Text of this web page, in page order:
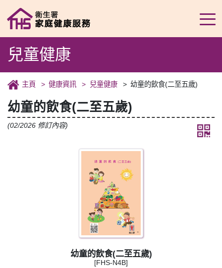
兒童健康
主頁 健康資訊 兒童健康 幼童的飲食(二至五歲)
幼童的飲食(二至五歲)
(02/2026 修訂內容)
幼童的飲食(二至五歲)
[FHS-N4B]